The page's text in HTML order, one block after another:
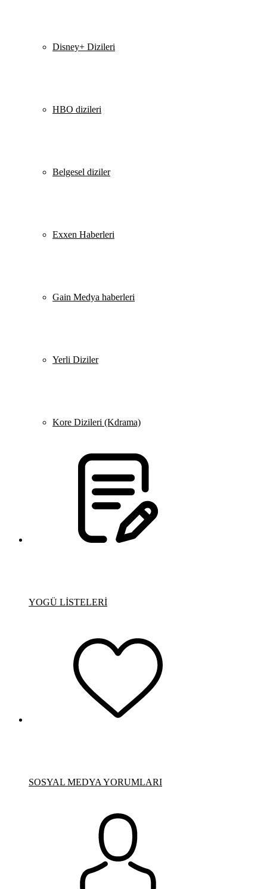
Disney+ Dizileri
HBO dizileri
Belgesel diziler
Exxen Haberleri
Gain Medya haberleri
Yerli Diziler
Kore Dizileri (Kdrama)
YOGÜ LİSTELERİ
SOSYAL MEDYA YORUMLARI